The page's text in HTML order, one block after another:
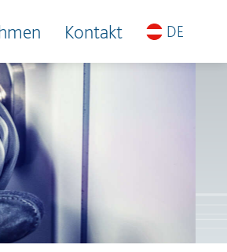
Kontakt DE